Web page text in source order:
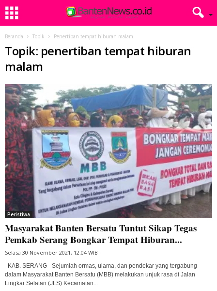
Beranda Topik Penertiban tempat hiburan malam
Topik: penertiban tempat hiburan
malam
Peristiwa
Masyarakat Banten Bersatu Tuntut Sikap Tegas
Pemkab Serang Bongkar Tempat Hiburan...
Selasa 30 November 2021, 12:04 WIB
KAB. SERANG - Sejumlah ormas, ulama, dan pendekar yang tergabung
dalam Masyarakat Banten Bersatu (MBB) melakukan unjuk rasa di Jalan
Lingkar Selatan (JLS) Kecamatan...